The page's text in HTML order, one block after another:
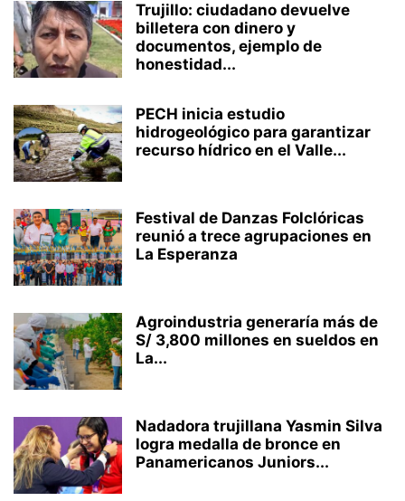
Trujillo: ciudadano devuelve
billetera con dinero y
documentos, ejemplo de
honestidad...
PECH inicia estudio
hidrogeológico para garantizar
recurso hídrico en el Valle...
Festival de Danzas Folclóricas
reunió a trece agrupaciones en
La Esperanza
Agroindustria generaría más de
S/ 3,800 millones en sueldos en
La...
Nadadora trujillana Yasmin Silva
logra medalla de bronce en
Panamericanos Juniors...